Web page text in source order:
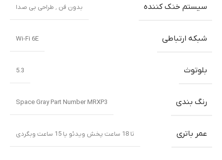
سیستم خنک کننده بدون فن ٬ طراحی بی صدا
شبکه ارتباطی Wi-Fi 6E
بلوتوث 5.3
رنگ بندی Space Gray Part Number MRXP3
عمر باتری تا 18 ساعت پخش ویدئو یا 15 ساعت وبگردی